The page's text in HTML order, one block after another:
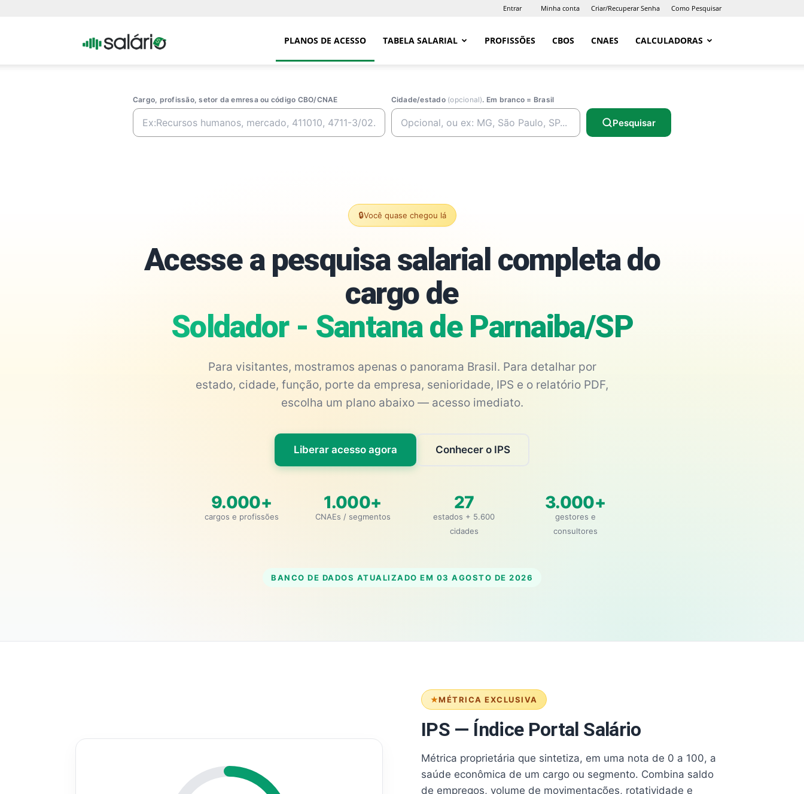
Entrar Minha conta Criar/Recuperar Senha Como Pesquisar
Portal PLANOS DE ACESSO TABELA SALARIAL PROFISSÕES CBOS CNAES CALCULADORAS
Cargo, profissão, setor da emresa ou código CBO/CNAE Cidade/estado (opcional). Em branco = Brasil
Pesquisar
🔒Você quase chegou lá
Acesse a pesquisa salarial completa do
cargo de
Soldador - Santana de Parnaiba/SP
Para visitantes, mostramos apenas o panorama Brasil. Para detalhar por
estado, cidade, função, porte da empresa, senioridade, IPS e o relatório PDF,
escolha um plano abaixo — acesso imediato.
Liberar acesso agora Conhecer o IPS
9.000+
cargos e profissões
1.000+
CNAEs / segmentos
27
estados + 5.600
cidades
3.000+
gestores e
consultores
BANCO DE DADOS ATUALIZADO EM 03 AGOSTO DE 2026
MÉTRICA EXCLUSIVA
IPS — Índice Portal Salário
Métrica proprietária que sintetiza, em uma nota de 0 a 100, a
saúde econômica de um cargo ou segmento. Combina saldo
de empregos, volume de movimentações, rotatividade e